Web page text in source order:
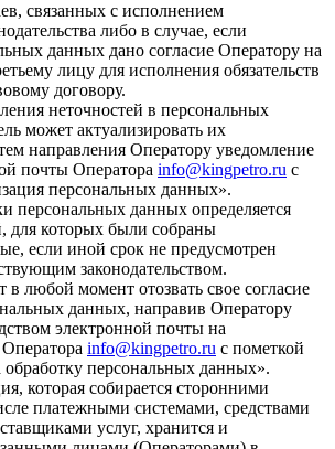
связанных с исполнением
либо в случае, если
данных дано согласие Оператору на
лицу для исполнения обязательств
договору.
неточностей в персональных
может актуализировать их
направления Оператору уведомление
почты Оператора info@kingpetro.ru с
персональных данных».
персональных данных определяется
для которых были собраны
если иной срок не предусмотрен
законодательством.
в любой момент отозвать свое согласие
данных, направив Оператору
электронной почты на
info@kingpetro.ru с пометкой
обработку персональных данных».
которая собирается сторонними
платежными системами, средствами
услуг, хранится и